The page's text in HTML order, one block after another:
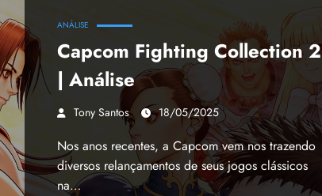
ANÁLISE
Capcom Fighting Collection 2
| Análise
Tony Santos 18/05/2025
Nos anos recentes, a Capcom vem nos trazendo
diversos relançamentos de seus jogos clássicos
na…